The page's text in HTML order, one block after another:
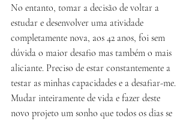
No entanto, tomar a decisão de voltar a
estudar e desenvolver uma atividade
completamente nova, aos 42 anos, foi sem
dúvida o maior desafio mas também o mais
aliciante. Preciso de estar constantemente a
testar as minhas capacidades e a desafiar-me.
Mudar inteiramente de vida e fazer deste
novo projeto um sonho que todos os dias se